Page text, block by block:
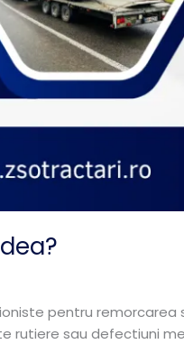
pentru remorcarea
rutiere sau defectiuni